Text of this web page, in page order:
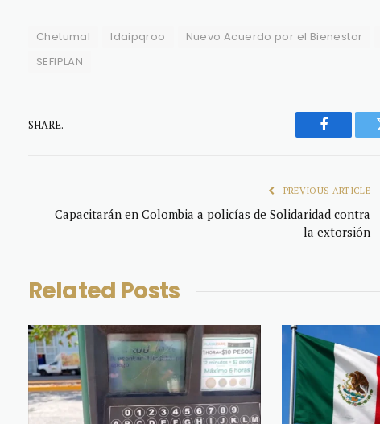
Chetumal Idaipqroo Nuevo Acuerdo por el Bienestar
SEFIPLAN
SHARE.
Facebook
PREVIOUS ARTICLE
Capacitarán en Colombia a policías de Solidaridad contra
la extorsión
Related Posts